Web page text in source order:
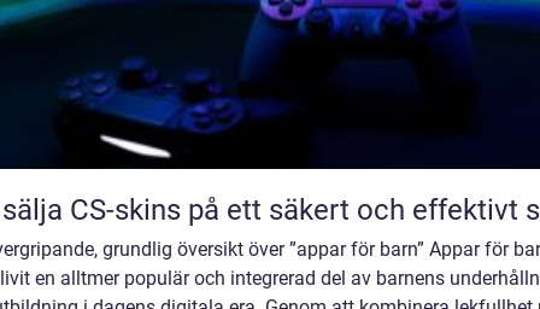
CS-skins på ett säkert och effektivt
grundlig översikt över ”appar för barn” Appar för
en alltmer populär och integrerad del av barnens